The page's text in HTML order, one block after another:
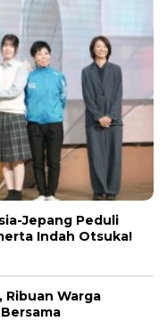
Jepang Peduli
Indah Otsuka!
Ribuan Warga